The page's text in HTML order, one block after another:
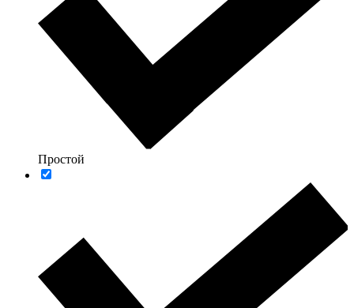
Простой